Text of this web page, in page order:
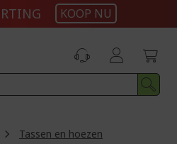
KOOP NU
Tassen en hoezen